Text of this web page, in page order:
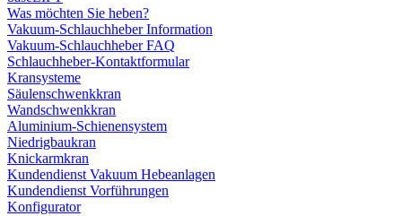
Was möchten Sie heben?
Vakuum-Schlauchheber Information
Vakuum-Schlauchheber FAQ
Schlauchheber-Kontaktformular
Kransysteme
Säulenschwenkkran
Wandschwenkkran
Aluminium-Schienensystem
Niedrigbaukran
Knickarmkran
Kundendienst Vakuum Hebeanlagen
Kundendienst Vorführungen
Konfigurator